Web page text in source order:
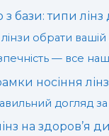
з бази: типи лінз
лінзи обрати вашій
— все
носіння лінз
догляд за
на здоров’я